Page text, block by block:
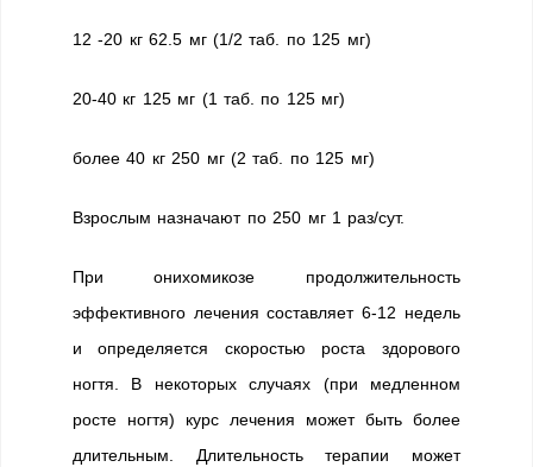
12 -20 кг 62.5 мг (1/2 таб. по 125 мг)
20-40 кг 125 мг (1 таб. по 125 мг)
более 40 кг 250 мг (2 таб. по 125 мг)
Взрослым назначают по 250 мг 1 раз/сут.
При онихомикозе продолжительность
эффективного лечения составляет 6-12 недель
и определяется скоростью роста здорового
ногтя. В некоторых случаях (при медленном
росте ногтя) курс лечения может быть более
длительным. Длительность терапии может